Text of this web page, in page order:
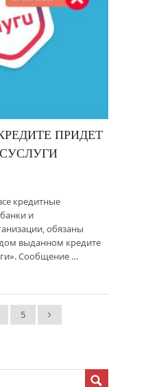
ПРИДЕТ
кредитные
и
обязаны
выданном кредите
Сообщение …
5